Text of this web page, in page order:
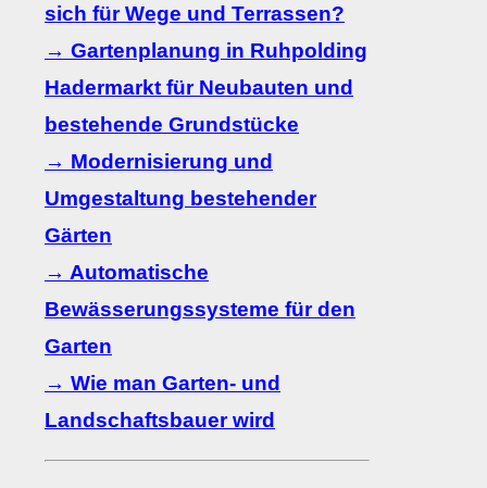
sich für Wege und Terrassen?
→ Gartenplanung in Ruhpolding
Hadermarkt für Neubauten und
bestehende Grundstücke
→ Modernisierung und
Umgestaltung bestehender
Gärten
→ Automatische
Bewässerungssysteme für den
Garten
→ Wie man Garten- und
Landschaftsbauer wird